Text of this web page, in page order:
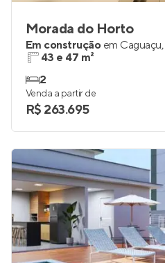
Morada do Horto
Em construção em Caguaçu,
43 e 47 m²
2
Venda a partir de
R$ 263.695